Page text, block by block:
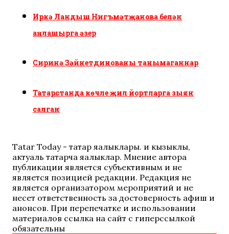
Иркә Ландыш Нигъмәтҗанова белән
аңлашырга әзер
Сиринә Зәйнетдинованы танымаганнар
Татарстанда көчле җил йортларга зыян
салган
Tatar Today - татар яңалыклары. иң кызыклы,
актуаль татарча яңалыклар. Мнение автора
публикации является субъективным и не
является позицией редакции. Редакция не
является организатором мероприятий и не
несет ответственность за достоверность афиш и
анонсов. При перепечатке и использовании
материалов ссылка на сайт с гиперссылкой
обязательны